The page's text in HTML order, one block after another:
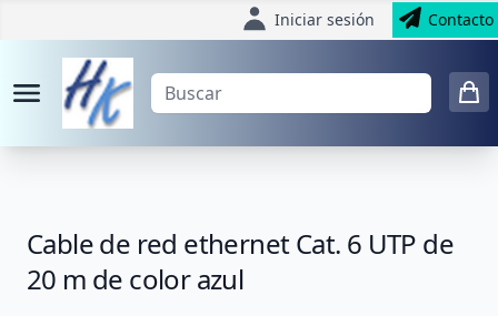
Iniciar sesión Contacto
Cable de red ethernet Cat. 6 UTP de
20 m de color azul